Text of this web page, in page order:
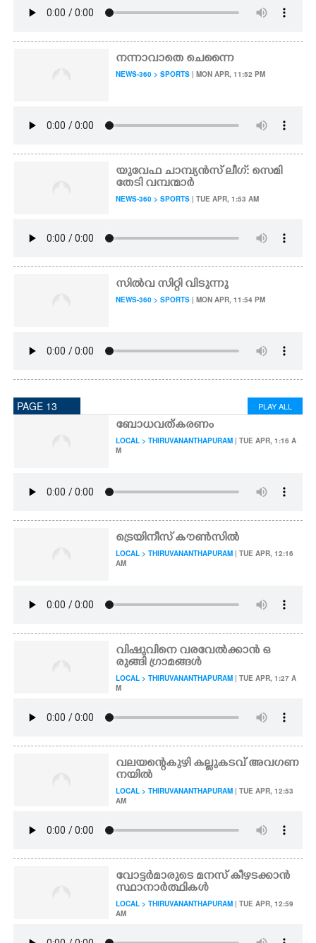
നന്നാവാതെ ചെന്നൈ
NEWS-360 > SPORTS | MON APR, 11:52 PM
യുവേഫ ചാമ്പ്യൻസ് ലീഗ്: സെമി
തേടി വമ്പന്മാർ
NEWS-360 > SPORTS | TUE APR, 1:53 AM
സിൽവ സിറ്റി വിടുന്നു
NEWS-360 > SPORTS | MON APR, 11:54 PM
PAGE 13 PLAY ALL
ബോധവത്കരണം
LOCAL > THIRUVANANTHAPURAM | TUE APR, 1:16 A
M
ട്രെയിനീസ് കൗൺസിൽ
LOCAL > THIRUVANANTHAPURAM | TUE APR, 12:16
AM
വിഷുവിനെ വരവേൽക്കാൻ ഒ
രുങ്ങി ഗ്രാമങ്ങൾ
LOCAL > THIRUVANANTHAPURAM | TUE APR, 1:27 A
M
വലയന്റെകുഴി കല്ലുകടവ് അവഗണ
നയിൽ
LOCAL > THIRUVANANTHAPURAM | TUE APR, 12:53
AM
വോട്ടർമാരുടെ മനസ് കീഴടക്കാൻ
സ്ഥാനാർത്ഥികൾ
LOCAL > THIRUVANANTHAPURAM | TUE APR, 12:59
AM